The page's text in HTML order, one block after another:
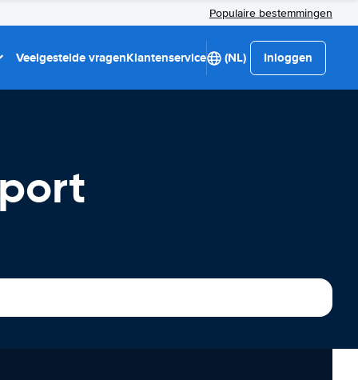
Populaire bestemmingen
Veelgestelde vragenKlantenservice (NL) Inloggen